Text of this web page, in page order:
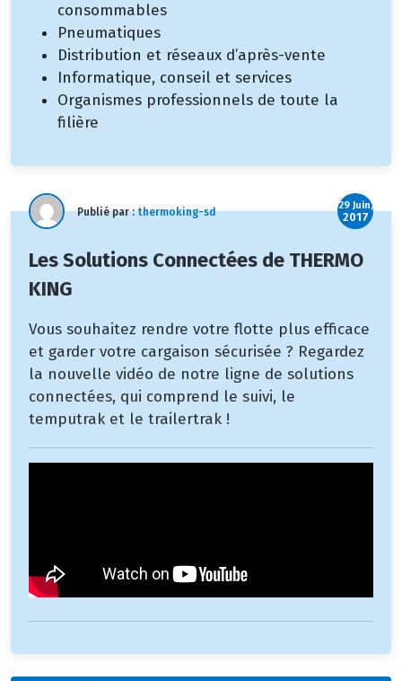
consommables
Pneumatiques
Distribution et réseaux d’après-vente
Informatique, conseil et services
Organismes professionnels de toute la
filière
Publié par :thermoking-sd 29 Juin,
2017
Les Solutions Connectées de THERMO
KING
Vous souhaitez rendre votre flotte plus efficace
et garder votre cargaison sécurisée ? Regardez
la nouvelle vidéo de notre ligne de solutions
connectées, qui comprend le suivi, le
temputrak et le trailertrak !